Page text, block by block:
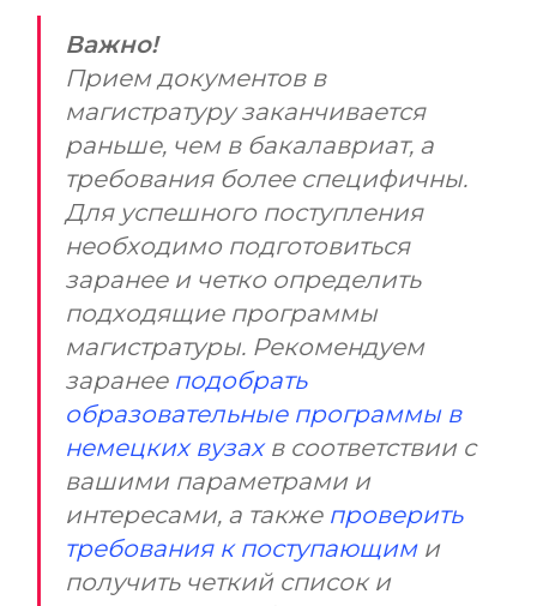
Важно!
Прием документов в
магистратуру заканчивается
раньше, чем в бакалавриат, а
требования более специфичны.
Для успешного поступления
необходимо подготовиться
заранее и четко определить
подходящие программы
магистратуры. Рекомендуем
заранее подобрать
образовательные программы в
немецких вузахв соответствии с
вашими параметрами и
интересами, а также проверить
требования к поступающими
получить четкий список и